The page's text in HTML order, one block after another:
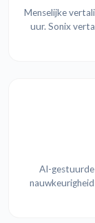
Menselijke
uur. Sonix
AI-gestuurde